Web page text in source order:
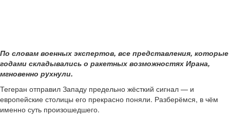
По словам военных экспертов, все представления, которые
годами складывались о ракетных возможностях Ирана,
мгновенно рухнули.
Тегеран отправил Западу предельно жёсткий сигнал — и
европейские столицы его прекрасно поняли. Разберёмся, в чём
именно суть произошедшего.